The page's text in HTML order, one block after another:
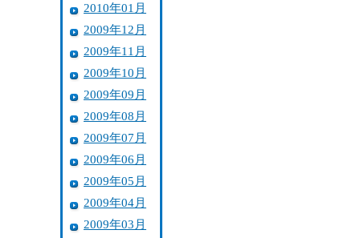
2010年01月
2009年12月
2009年11月
2009年10月
2009年09月
2009年08月
2009年07月
2009年06月
2009年05月
2009年04月
2009年03月